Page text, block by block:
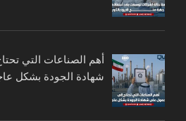
أهم الصناعات التي
شهادة الجودة بشكل